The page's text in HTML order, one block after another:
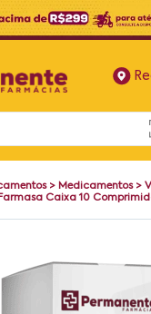
> Medicamentos>
Caixa 10